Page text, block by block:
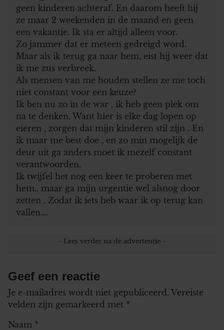
geen kinderen achteraf. En daarom heeft hij
ze maar 2 weekenden in de maand en geen
een vakantie. Ik sta er altijd alleen voor.
Zo jammer dat er meteen gedreigd word.
Maar als ik terug ga naar hem, eist hij weer dat
ik me zus verbreek.
Als mensen van me houden stellen ze me toch
niet constant voor een keuze?
Ik ben nu zo in de war , ik heb geen plek om
na te denken. Want hier is elke dag lopen op
eieren , zorgen dat mijn kinderen stil zijn . En
ik maar me best doe , en zo min mogelijk de
deur uit ga anders moet ik mezelf constant
verantwoorden.
Ik twijfel het nog een keer te proberen met
hem.. maar ga mijn urgentie wel alsnog door
zetten . Zodat ik iets heb waar ik op terug kan
vallen….
Geef een reactie
Je e-mailadres wordt niet gepubliceerd. Vereiste
velden zijn gemarkeerd met *
Naam *